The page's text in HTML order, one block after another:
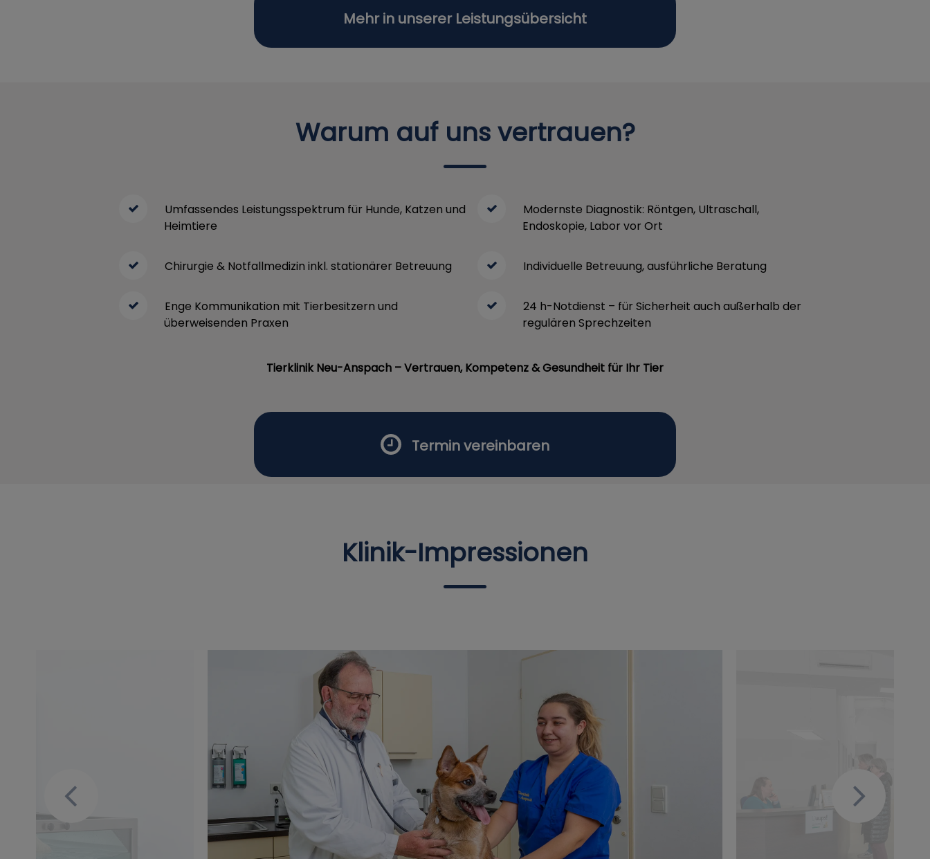
Mehr in unserer Leistungsübersicht
Warum auf uns vertrauen?
Umfassendes Leistungsspektrum für Hunde, Katzen und
Heimtiere
Modernste Diagnostik: Röntgen, Ultraschall,
Endoskopie, Labor vor Ort
Chirurgie & Notfallmedizin inkl. stationärer Betreuung Individuelle Betreuung, ausführliche Beratung
Enge Kommunikation mit Tierbesitzern und
überweisenden Praxen
24 h-Notdienst – für Sicherheit auch außerhalb der
regulären Sprechzeiten
Tierklinik Neu-Anspach – Vertrauen, Kompetenz & Gesundheit für Ihr Tier
Termin vereinbaren
Klinik-Impressionen